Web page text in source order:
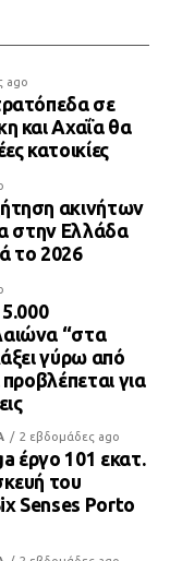
ago
σε
και Αχαΐα θα
κατοικίες
ακινήτων
στην Ελλάδα
το 2026
“στα
γύρω από
για
2 εβδομάδες ago
έργο 101 εκατ.
του
Senses Porto